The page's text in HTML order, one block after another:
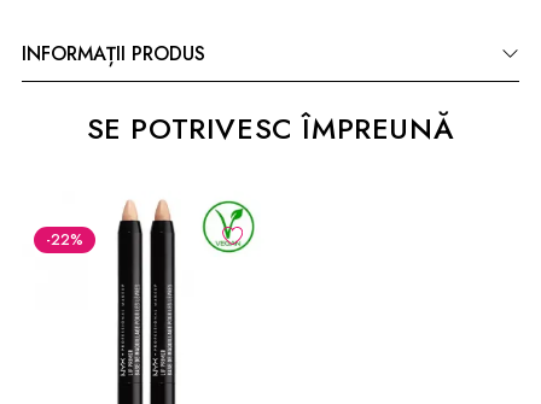
INFORMAȚII PRODUS
SE POTRIVESC ÎMPREUNĂ
-22%